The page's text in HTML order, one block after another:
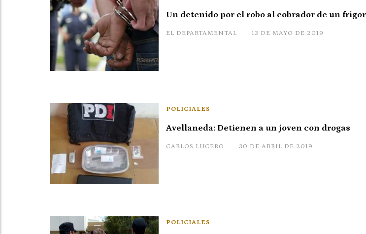
Un detenido por el robo al cobrador de un
EL DEPARTAMENTAL 13 DE MAYO DE 2019
Avellaneda: Detienen a un joven con drogas
CARLOS LUCERO
POLICIALES
30 DE ABRIL DE 2019
POLICIALES